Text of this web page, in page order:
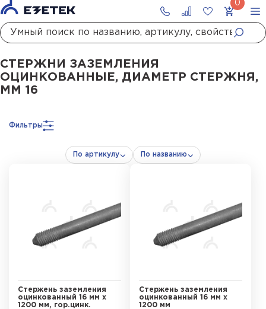
ГлавнаяКаталог ЗаземлениеСтержни заземленияСтержни
СТЕРЖНИ ЗАЗЕМЛЕНИЯ
ОЦИНКОВАННЫЕ, ДИАМЕТР СТЕРЖНЯ,
ММ 16
Фильтры
По артикулу По названию
Стержень заземления
оцинкованный 16 мм х
1200 мм, гор.цинк.
Стержень заземления
оцинкованный 16 мм х
1200 мм